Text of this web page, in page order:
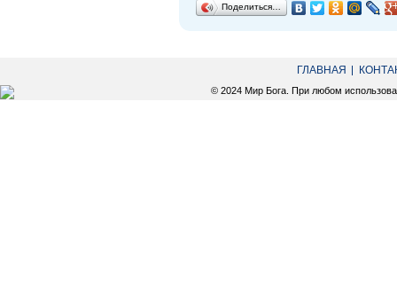
Поделиться…
ГЛАВНАЯ
© 2024 Мир Бога. При любом